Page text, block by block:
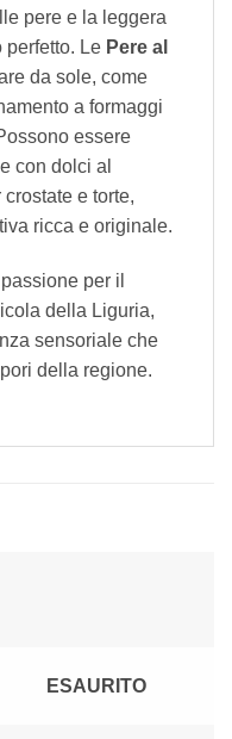
pere e la leggera
perfetto. Le Pere al
da sole, come
a formaggi
essere
con dolci al
e torte,
ricca e originale.
per il
della Liguria,
sensoriale che
della regione.
ESAURITO